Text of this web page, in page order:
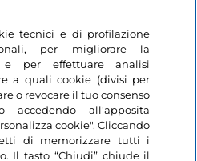
tecnici e di profilazione
per migliorare la
per effettuare analisi
a quali cookie (divisi per
o revocare il tuo consenso
accedendo all'apposita
cookie". Cliccando
di memorizzare tutti i
Il tasto “Chiudi” chiude il